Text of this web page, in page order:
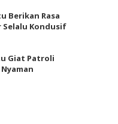
Berikan Rasa
Selalu Kondusif
Giat Patroli